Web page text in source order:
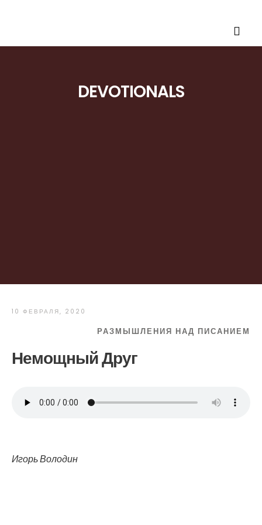
DEVOTIONALS
10 ФЕВРАЛЯ, 2020
РАЗМЫШЛЕНИЯ НАД ПИСАНИЕМ
Немощный Друг
Игорь Володин